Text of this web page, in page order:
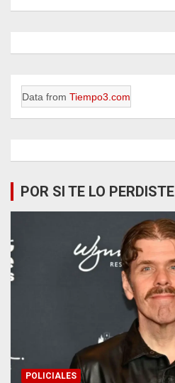
Data from Tiempo3.com
POR SI TE LO PERDISTE
POLICIALES